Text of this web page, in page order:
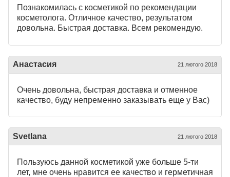
Познакомилась с косметикой по рекомендации
косметолога. Отличное качество, результатом
довольна. Быстрая доставка. Всем рекомендую.
Анастасия 21 лютого 2018
Очень довольна, быстрая доставка и отменное
качество, буду непременно заказывать еще у Вас)
Svetlana 21 лютого 2018
Пользуюсь данной косметикой уже больше 5-ти
лет, мне очень нравится ее качество и герметичная